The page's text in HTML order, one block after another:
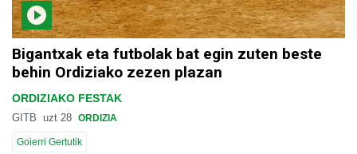
Bigantxak eta futbolak bat egin zuten beste
behin Ordiziako zezen plazan
ORDIZIAKO FESTAK
GITB uzt 28 ORDIZIA
Goierri Gertutik